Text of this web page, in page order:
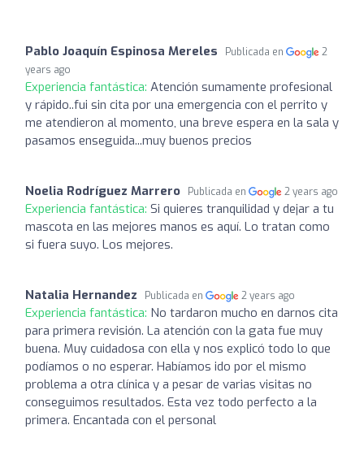
Pablo Joaquín Espinosa Mereles Publicada en
2
years ago
Experiencia fantástica: Atención sumamente profesional
y rápido..fui sin cita por una emergencia con el perrito y
me atendieron al momento, una breve espera en la sala y
pasamos enseguida...muy buenos precios
Noelia Rodríguez Marrero Publicada en 2 years ago
Experiencia fantástica: Si quieres tranquilidad y dejar a tu
mascota en las mejores manos es aquí. Lo tratan como
si fuera suyo. Los mejores.
Natalia Hernandez Publicada en 2 years ago
Experiencia fantástica: No tardaron mucho en darnos cita
para primera revisión. La atención con la gata fue muy
buena. Muy cuidadosa con ella y nos explicó todo lo que
podíamos o no esperar. Habíamos ido por el mismo
problema a otra clínica y a pesar de varias visitas no
conseguimos resultados. Esta vez todo perfecto a la
primera. Encantada con el personal